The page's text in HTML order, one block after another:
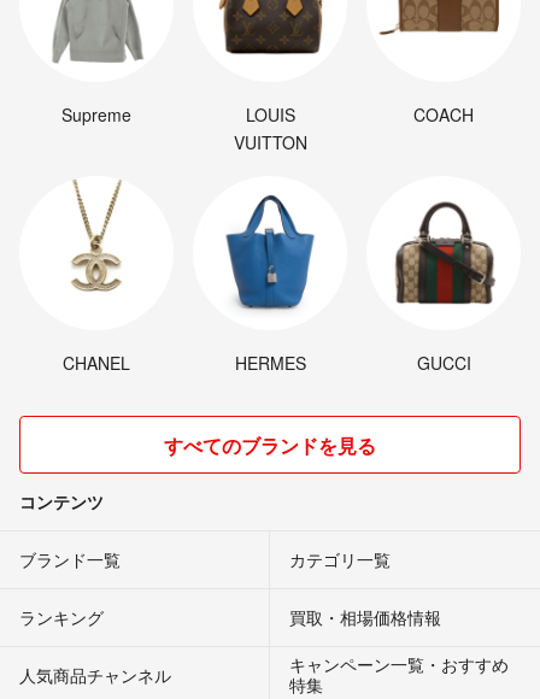
Supreme
LOUIS
VUITTON
COACH
CHANEL HERMES GUCCI
すべてのブランドを見る
コンテンツ
ブランド一覧 カテゴリ一覧
ランキング 買取・相場価格情報
人気商品チャンネル
キャンペーン一覧・おすすめ
特集